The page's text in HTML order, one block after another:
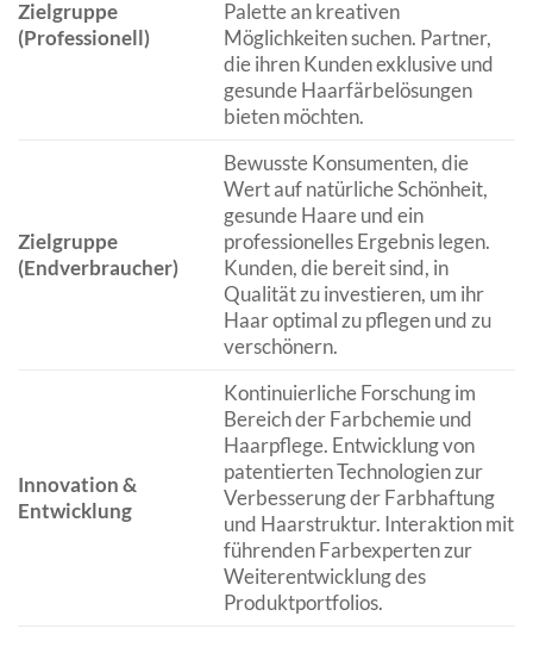
Zielgruppe
(Professionell)
Palette an kreativen
Möglichkeiten suchen. Partner,
die ihren Kunden exklusive und
gesunde Haarfärbelösungen
bieten möchten.
Zielgruppe
(Endverbraucher)
Bewusste Konsumenten, die
Wert auf natürliche Schönheit,
gesunde Haare und ein
professionelles Ergebnis legen.
Kunden, die bereit sind, in
Qualität zu investieren, um ihr
Haar optimal zu pflegen und zu
verschönern.
Innovation &
Entwicklung
Kontinuierliche Forschung im
Bereich der Farbchemie und
Haarpflege. Entwicklung von
patentierten Technologien zur
Verbesserung der Farbhaftung
und Haarstruktur. Interaktion mit
führenden Farbexperten zur
Weiterentwicklung des
Produktportfolios.